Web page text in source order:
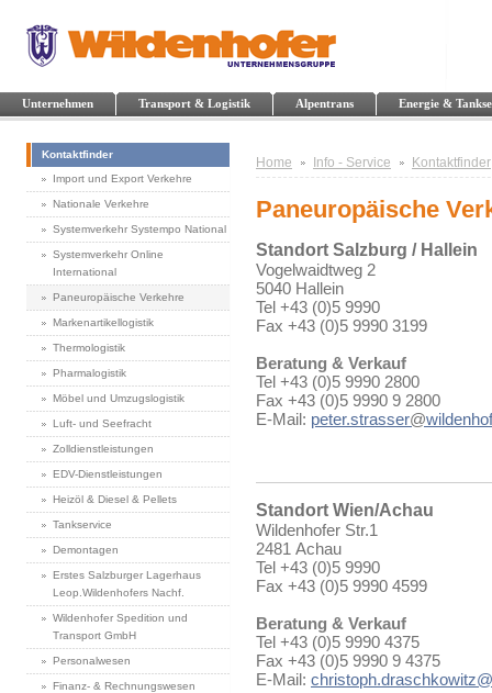
Unternehmen Transport & Logistik Alpentrans Energie &
Kontaktfinder
Import und Export Verkehre
Nationale Verkehre
Systemverkehr Systempo National
Systemverkehr Online
International
Paneuropäische Verkehre
Markenartikellogistik
Thermologistik
Pharmalogistik
Möbel und Umzugslogistik
Luft- und Seefracht
Zolldienstleistungen
EDV-Dienstleistungen
Heizöl & Diesel & Pellets
Tankservice
Demontagen
Erstes Salzburger Lagerhaus
Leop.Wildenhofers Nachf.
Wildenhofer Spedition und
Transport GmbH
Personalwesen
Finanz- & Rechnungswesen
Home Info - Service Kontaktfinder
Paneuropäische
Standort Salzburg / Hallein
Vogelwaidtweg 2
5040 Hallein
Tel +43 (0)5 9990
Fax +43 (0)5 9990 3199
Beratung & Verkauf
Tel +43 (0)5 9990 2800
Fax +43 (0)5 9990 9 2800
E-Mail: peter.strasser@
Standort Wien/Achau
Wildenhofer Str.1
2481 Achau
Tel +43 (0)5 9990
Fax +43 (0)5 9990 4599
Beratung & Verkauf
Tel +43 (0)5 9990 4375
Fax +43 (0)5 9990 9 4375
E-Mail: